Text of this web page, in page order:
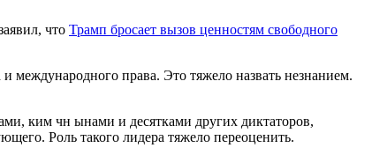
что Трамп бросает вызов ценностям свободного
права. Это тяжело назвать незнанием.
ким чн ынами и десятками других диктаторов,
Роль такого лидера тяжело переоценить.